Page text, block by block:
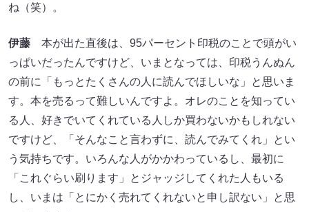
ね（笑）。
伊藤 本が出た直後は、95パーセント印税のことで頭がい
っぱいだったんですけど、いまとなっては、印税うんぬん
の前に「もっとたくさんの人に読んでほしいな」と思いま
す。本を売るって難しいんですよ。オレのことを知ってい
る人、好きでいてくれている人しか買わないかもしれない
ですけど、「そんなこと言わずに、読んでみてくれ」とい
う気持ちです。いろんな人がかかわっているし、最初に
「これぐらい刷ります」とジャッジしてくれた人もいる
し、いまは「とにかく売れてくれないと申し訳ない」と思